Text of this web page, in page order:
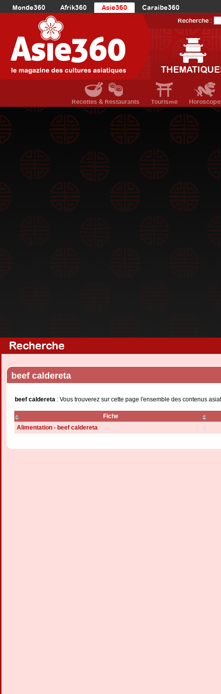
Monde360 Afrik360 Asie360
Caraibe360
Europe360
AmériqueDuNord360
Océanie360
Recherche :
Recettes & Restaurants Tourisme Horoscope
Recherche
beef caldereta
beef caldereta : Vous trouverez sur cette page l'ensemble des contenus
Fiche
Alimentation - beef caldereta